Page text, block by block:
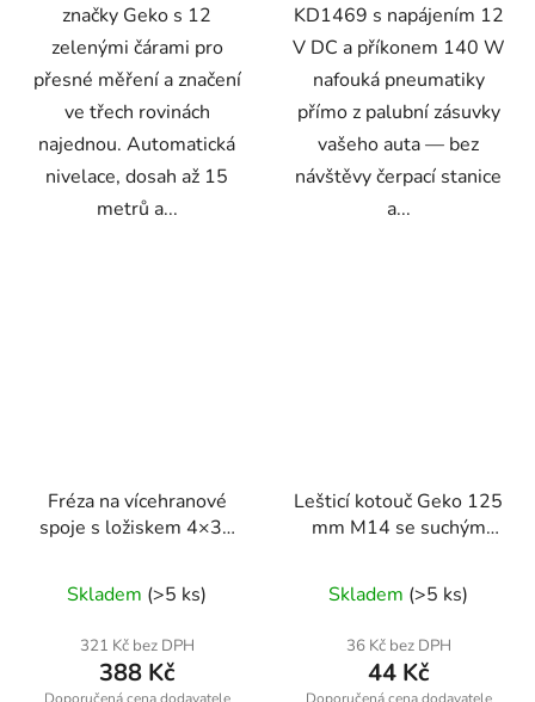
značky Geko s 12
zelenými čárami pro
přesné měření a značení
ve třech rovinách
najednou. Automatická
nivelace, dosah až 15
metrů a...
KD1469 s napájením 12
V DC a příkonem 140 W
nafouká pneumatiky
přímo z palubní zásuvky
vašeho auta — bez
návštěvy čerpací stanice
a...
Fréza na vícehranové
spoje s ložiskem 4×38
Skladem (>5 ks)
321 Kč bez DPH
388 Kč
Lešticí kotouč Geko 125
mm M14 se suchým
podložka pro přesné
leštění
Skladem (>5 ks)
36 Kč bez DPH
44 Kč